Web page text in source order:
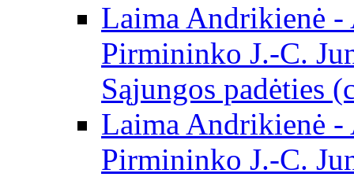
Laima Andrikienė
Pirmininko J.-C.
Sąjungos padėties
Laima Andrikienė
Pirmininko J.-C.